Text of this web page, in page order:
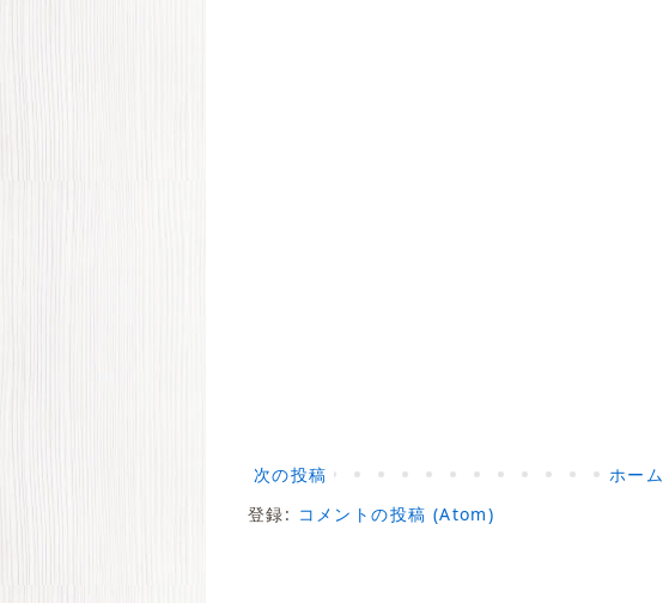
次の投稿
ホーム
登録: コメントの投稿 (Atom)